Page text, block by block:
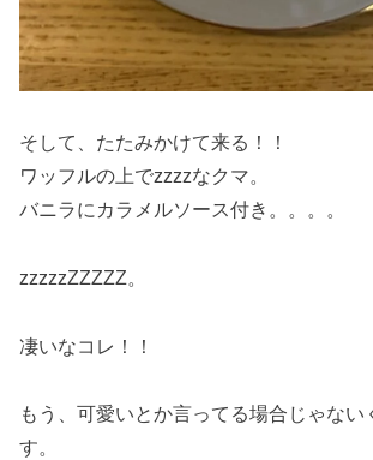
そして、たたみかけて来る！！
ワッフルの上でzzzzなクマ。
バニラにカラメルソース付き。。。。
zzzzzZZZZZ。
凄いなコレ！！
もう、可愛いとか言ってる場合じゃない
す。